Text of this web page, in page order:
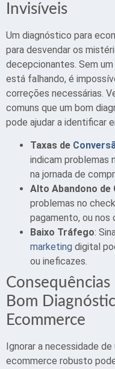
Invisíveis
Um diagnóstico para
para desvendar os
decepcionantes. Sem
está falhando, é
correções necessárias.
comuns que um bom
pode ajudar a identificar
Taxas de
indicam problemas
na jornada de
Alto Abandono de
problemas no
pagamento, ou nos
Baixo Tráfego:
marketing digital
ou ineficazes.
Bom
Ecommerce
Ignorar a necessidade
ecommerce robusto